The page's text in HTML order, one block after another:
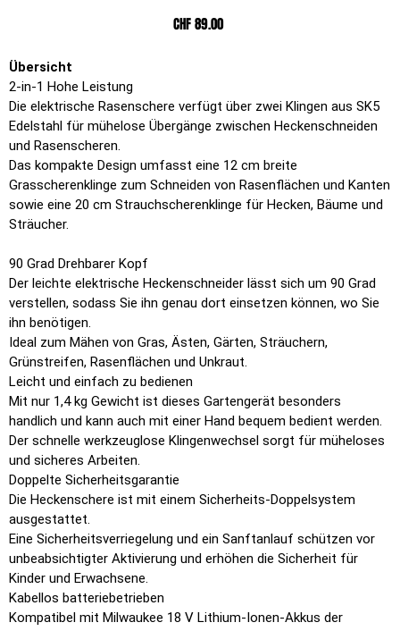
Preis
CHF 89.00
Übersicht
2-in-1 Hohe Leistung
Die elektrische Rasenschere verfügt über zwei Klingen aus SK5
Edelstahl für mühelose Übergänge zwischen Heckenschneiden
und Rasenscheren.
Das kompakte Design umfasst eine 12 cm breite
Grasscherenklinge zum Schneiden von Rasenflächen und Kanten
sowie eine 20 cm Strauchscherenklinge für Hecken, Bäume und
Sträucher.
90 Grad Drehbarer Kopf
Der leichte elektrische Heckenschneider lässt sich um 90 Grad
verstellen, sodass Sie ihn genau dort einsetzen können, wo Sie
ihn benötigen.
Ideal zum Mähen von Gras, Ästen, Gärten, Sträuchern,
Grünstreifen, Rasenflächen und Unkraut.
Leicht und einfach zu bedienen
Mit nur 1,4 kg Gewicht ist dieses Gartengerät besonders
handlich und kann auch mit einer Hand bequem bedient werden.
Der schnelle werkzeuglose Klingenwechsel sorgt für müheloses
und sicheres Arbeiten.
Doppelte Sicherheitsgarantie
Die Heckenschere ist mit einem Sicherheits-Doppelsystem
ausgestattet.
Eine Sicherheitsverriegelung und ein Sanftanlauf schützen vor
unbeabsichtigter Aktivierung und erhöhen die Sicherheit für
Kinder und Erwachsene.
Kabellos batteriebetrieben
Kompatibel mit Milwaukee 18 V Lithium-Ionen-Akkus der